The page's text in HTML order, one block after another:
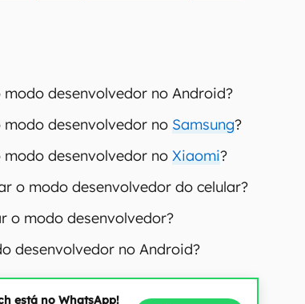
desenvolvedor no Android?
desenvolvedor no Samsung?
modo desenvolvedor noXiaomi?
o modo desenvolvedor do celular?
o modo desenvolvedor?
desenvolvedor no Android?
está no WhatsApp!